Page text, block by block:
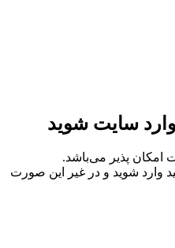
سایت شوید
امکان پذیر می‌باشد.
وارد شوید و در غیر این صورت